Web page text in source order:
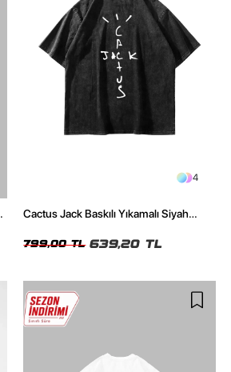
4
Cactus Jack Baskılı Yıkamalı Siyah
799,00 TL 639,20 TL